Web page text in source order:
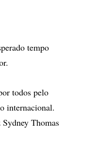
tempo
todos pelo
internacional.
Thomas